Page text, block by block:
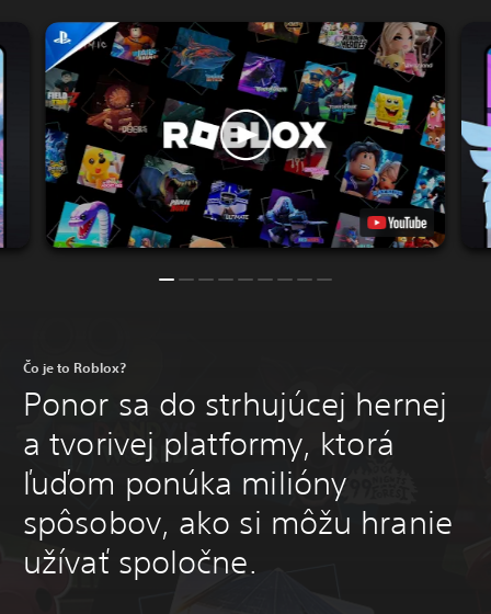
Čo je to Roblox?
Ponor sa do strhujúcej hernej
a tvorivej platformy, ktorá
ľuďom ponúka milióny
spôsobov, ako si môžu hranie
užívať spoločne.